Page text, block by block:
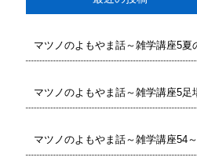
マツノのよもやま話～雑学講座54～